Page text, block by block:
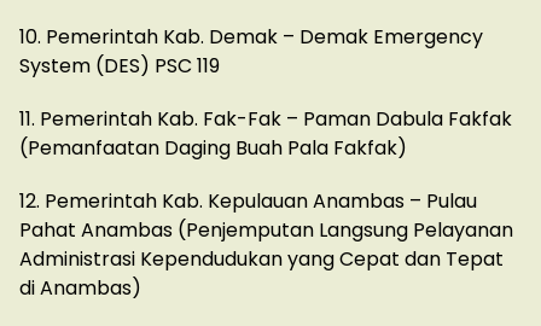
10. Pemerintah Kab. Demak – Demak Emergency
System (DES) PSC 119
11. Pemerintah Kab. Fak-Fak – Paman Dabula Fakfak
(Pemanfaatan Daging Buah Pala Fakfak)
12. Pemerintah Kab. Kepulauan Anambas – Pulau
Pahat Anambas (Penjemputan Langsung Pelayanan
Administrasi Kependudukan yang Cepat dan Tepat
di Anambas)